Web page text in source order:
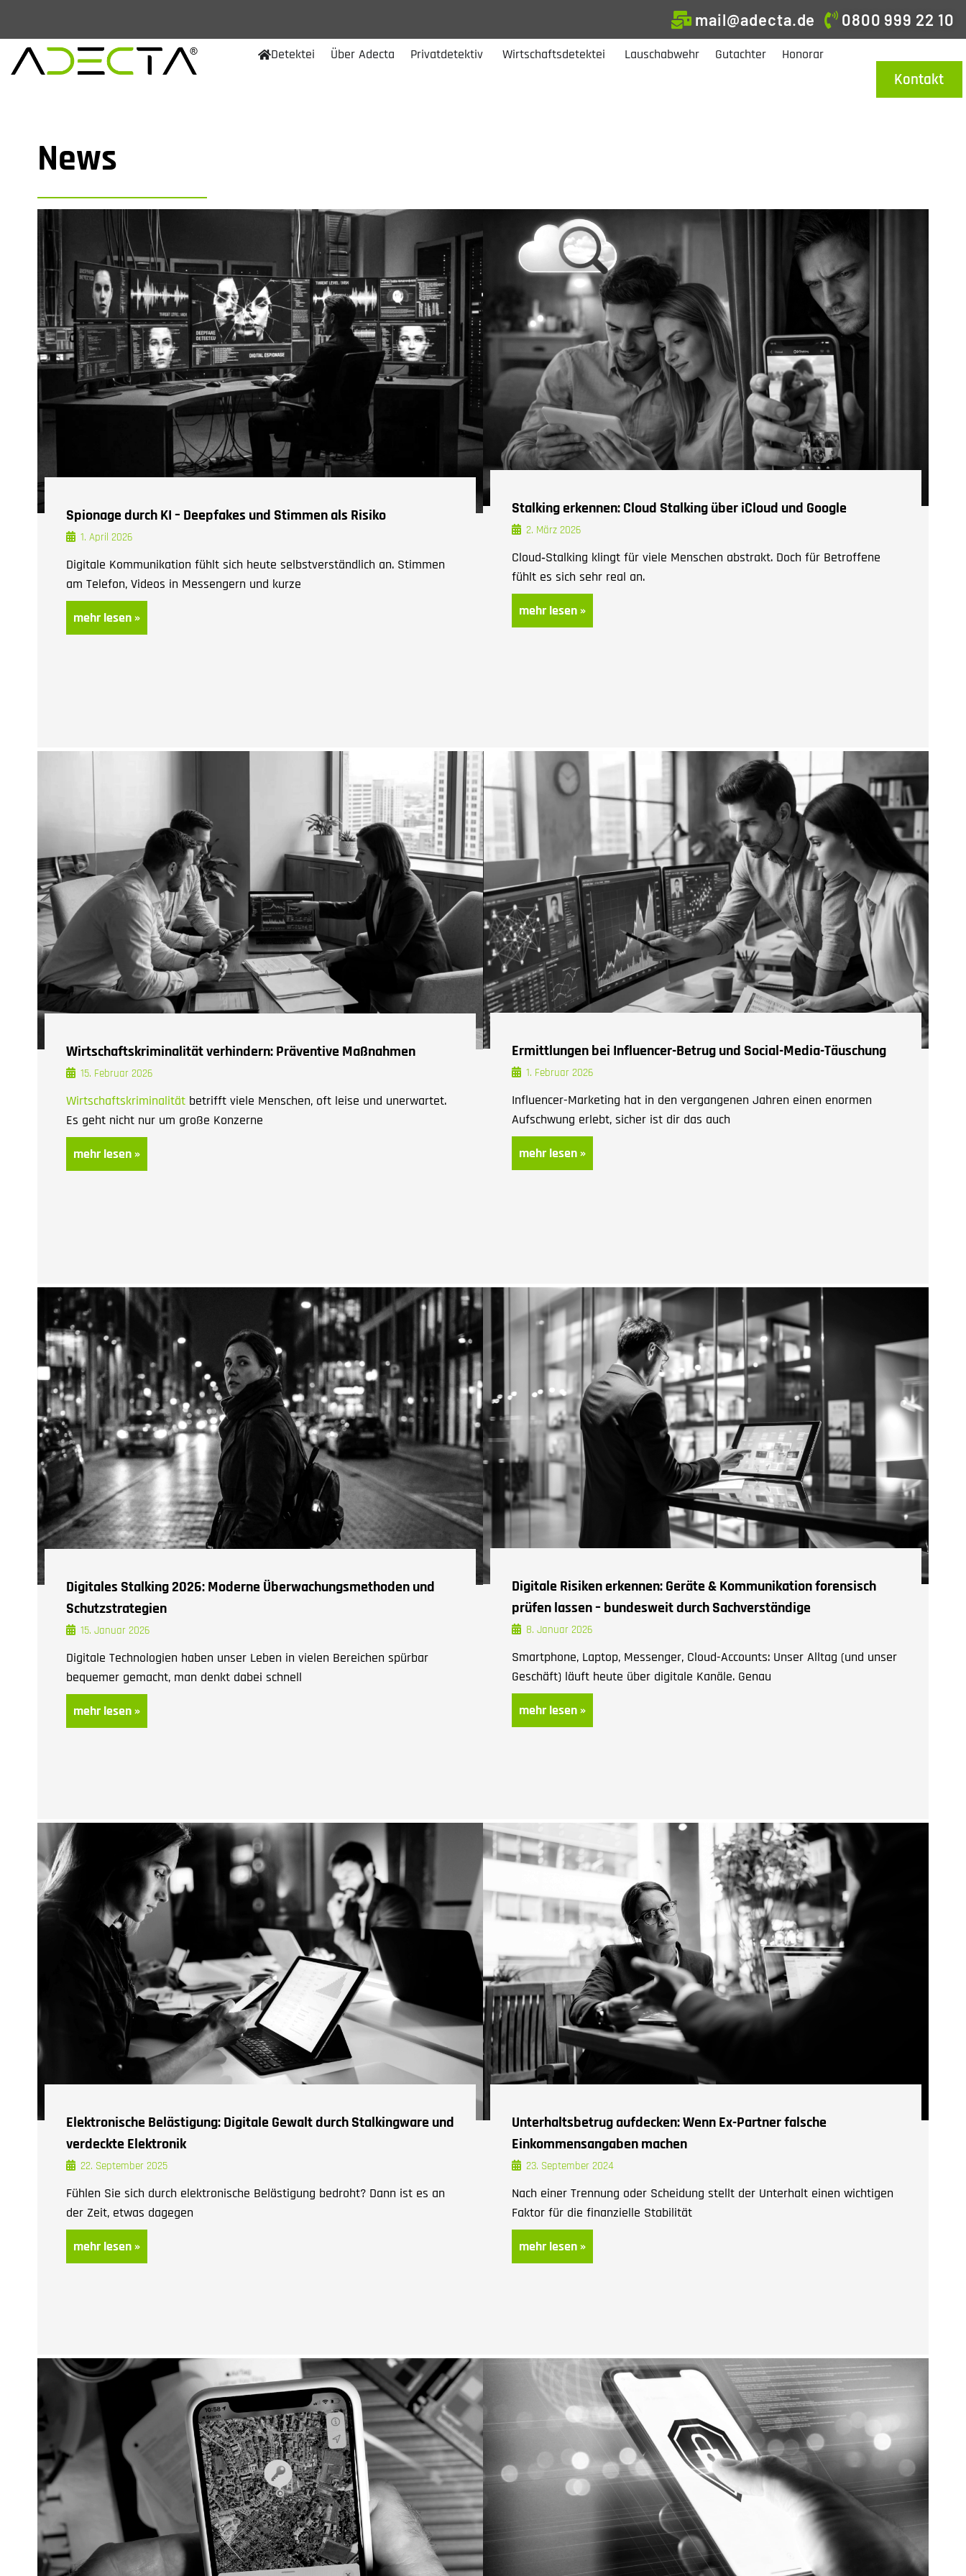
0800 999 22 10
mail@adecta.de
Detektei Über Adecta Privatdetektiv Wirtschaftsdetektei Lauschabwehr Gutachter Honorar
Kontakt
News
Spionage durch KI – Deepfakes und Stimmen als Risiko
1. April 2026
Digitale Kommunikation fühlt sich heute selbstverständlich an. Stimmen
am Telefon, Videos in Messengern und kurze
mehr lesen »
Stalking erkennen: Cloud Stalking über iCloud und Google
2. März 2026
Cloud‑Stalking klingt für viele Menschen abstrakt. Doch für Betroffene
fühlt es sich sehr real an.
mehr lesen »
Wirtschaftskriminalität verhindern: Präventive Maßnahmen
15. Februar 2026
Wirtschaftskriminalität betrifft viele Menschen, oft leise und unerwartet.
Es geht nicht nur um große Konzerne
mehr lesen »
Ermittlungen bei Influencer-Betrug und Social-Media-Täuschung
1. Februar 2026
Influencer-Marketing hat in den vergangenen Jahren einen enormen
Aufschwung erlebt, sicher ist dir das auch
mehr lesen »
Digitales Stalking 2026: Moderne Überwachungsmethoden und
Schutzstrategien
15. Januar 2026
Digitale Technologien haben unser Leben in vielen Bereichen spürbar
bequemer gemacht, man denkt dabei schnell
mehr lesen »
Digitale Risiken erkennen: Geräte & Kommunikation forensisch
prüfen lassen – bundesweit durch Sachverständige
8. Januar 2026
Smartphone, Laptop, Messenger, Cloud-Accounts: Unser Alltag (und unser
Geschäft) läuft heute über digitale Kanäle. Genau
mehr lesen »
Elektronische Belästigung: Digitale Gewalt durch Stalkingware und
verdeckte Elektronik
22. September 2025
Fühlen Sie sich durch elektronische Belästigung bedroht? Dann ist es an
der Zeit, etwas dagegen
mehr lesen »
Unterhaltsbetrug aufdecken: Wenn Ex-Partner falsche
Einkommensangaben machen
23. September 2024
Nach einer Trennung oder Scheidung stellt der Unterhalt einen wichtigen
Faktor für die finanzielle Stabilität
mehr lesen »